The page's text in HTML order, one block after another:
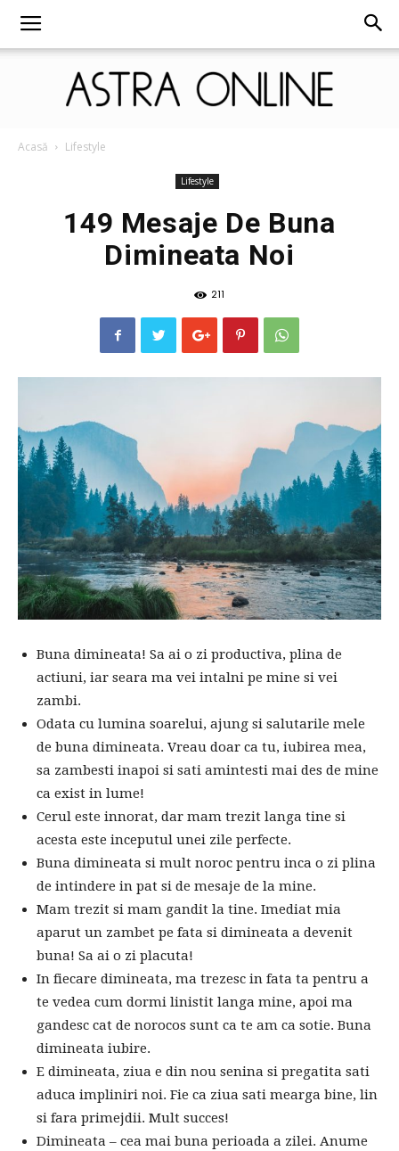
Online
Acasă Lifestyle
Lifestyle
149 Mesaje De Buna
Dimineata Noi
211
Buna dimineata! Sa ai o zi productiva, plina de
actiuni, iar seara ma vei intalni pe mine si vei
zambi.
Odata cu lumina soarelui, ajung si salutarile mele
de buna dimineata. Vreau doar ca tu, iubirea mea,
sa zambesti inapoi si sati amintesti mai des de mine
ca exist in lume!
Cerul este innorat, dar mam trezit langa tine si
acesta este inceputul unei zile perfecte.
Buna dimineata si mult noroc pentru inca o zi plina
de intindere in pat si de mesaje de la mine.
Mam trezit si mam gandit la tine. Imediat mia
aparut un zambet pe fata si dimineata a devenit
buna! Sa ai o zi placuta!
In fiecare dimineata, ma trezesc in fata ta pentru a
te vedea cum dormi linistit langa mine, apoi ma
gandesc cat de norocos sunt ca te am ca sotie. Buna
dimineata iubire.
E dimineata, ziua e din nou senina si pregatita sati
aduca impliniri noi. Fie ca ziua sati mearga bine, lin
si fara primejdii. Mult succes!
Dimineata – cea mai buna perioada a zilei. Anume